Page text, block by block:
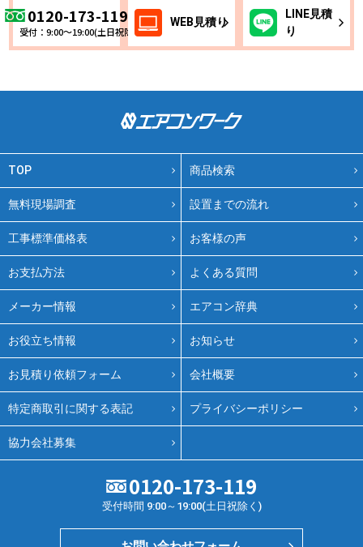
0120-173-119
受付：9:00～19:00(土日祝除く)
WEB見積り
LINE見積
り
TOP 商品検索
無料現場調査 設置までの流れ
工事標準価格表 お客様の声
お支払方法 よくある質問
メーカー情報 エアコン辞典
お役立ち情報 お知らせ
お見積り依頼フォーム 会社概要
特定商取引に関する表記 プライバシーポリシー
協力会社募集
0120-173-119
受付時間 9:00～19:00(土日祝除く)